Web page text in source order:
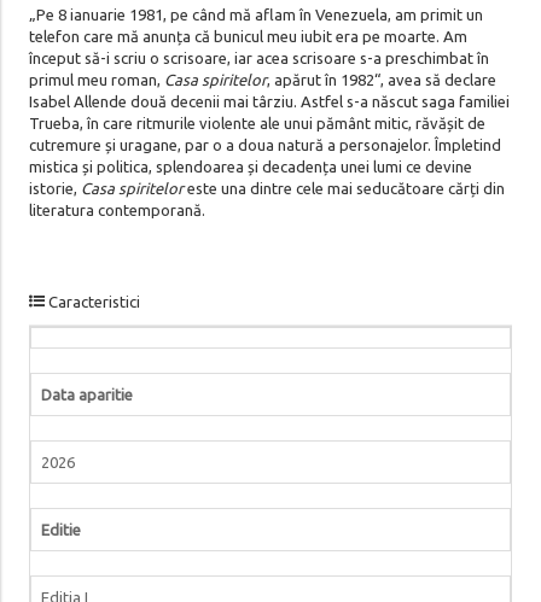
„Pe 8 ianuarie 1981, pe când mă aflam în Venezuela, am primit un
telefon care mă anunța că bunicul meu iubit era pe moarte. Am
început să-i scriu o scrisoare, iar acea scrisoare s-a preschimbat în
primul meu roman, Casa spiritelor, apărut în 1982“, avea să declare
Isabel Allende două decenii mai târziu. Astfel s-a născut saga familiei
Trueba, în care ritmurile violente ale unui pământ mitic, răvășit de
cutremure și uragane, par o a doua natură a personajelor. Împletind
mistica și politica, splendoarea și decadența unei lumi ce devine
istorie, Casa spiriteloreste una dintre cele mai seducătoare cărți din
literatura contemporană.
Caracteristici
Data aparitie
2026
Editie
Editia I